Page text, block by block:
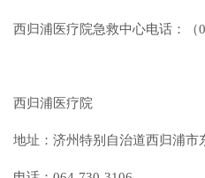
西归浦医疗院急救中心电话：（
西归浦医疗院
地址：济州特别自治道西归浦市